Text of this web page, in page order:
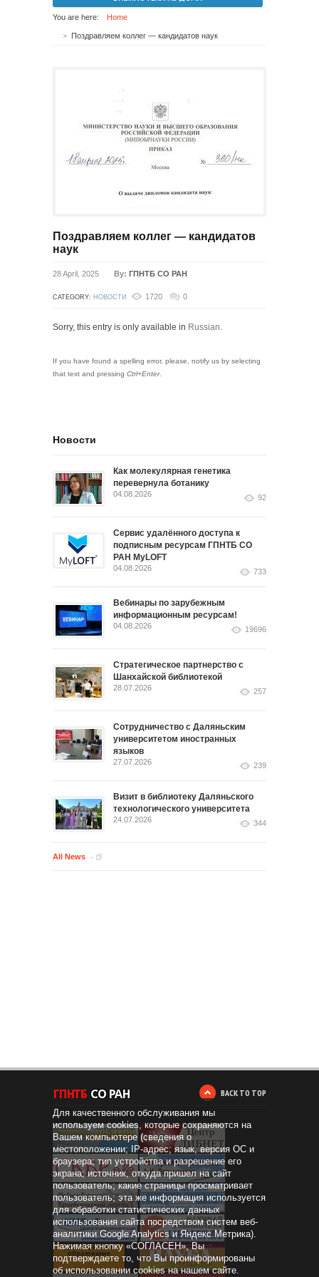
You are here: Home
Поздравляем коллег — кандидатов наук
Поздравляем коллег — кандидатов
наук
28 April, 2025 By: ГПНТБ СО РАН
CATEGORY: НОВОСТИ 1720 0
Sorry, this entry is only available in Russian.
If you have found a spelling error, please, notify us by selecting
that text and pressing Ctrl+Enter.
Новости
Как молекулярная генетика
перевернула ботанику
04.08.2026 92
Сервис удалённого доступа к
подписным ресурсам ГПНТБ СО
РАН MyLOFT
04.08.2026 733
Вебинары по зарубежным
информационным ресурсам!
04.08.2026 19696
Стратегическое партнерство с
Шанхайской библиотекой
28.07.2026 257
Сотрудничество с Даляньским
университетом иностранных
языков
27.07.2026 239
Визит в библиотеку Даляньского
технологического университета
24.07.2026 344
All News
BACK TO TOP
Дистанционное
образование
Для качественного обслуживания мы
используем cookies, которые сохраняются на
Вашем компьютере (сведения о
местоположении; IP-адрес; язык, версия ОС и
браузера; тип устройства и разрешение его
экрана; источник, откуда пришел на сайт
пользователь; какие страницы просматривает
пользователь; эта же информация используется
для обработки статистических данных
использования сайта посредством систем веб-
аналитики Google Analytics и Яндекс.Метрика).
Нажимая кнопку «СОГЛАСЕН», Вы
подтверждаете то, что Вы проинформированы
об использовании cookies на нашем сайте.